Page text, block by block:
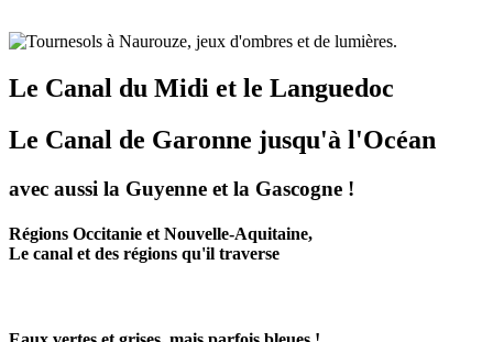
Le Canal du Midi et le Languedoc
Le Canal de Garonne jusqu'à l'Océan
avec aussi la Guyenne et la Gascogne !
Régions Occitanie et Nouvelle-Aquitaine,
Le canal et des régions qu'il traverse